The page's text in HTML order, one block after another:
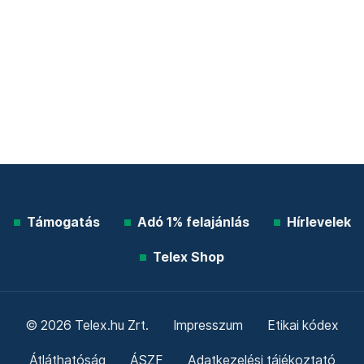
Támogatás Adó 1% felajánlás Hírlevelek
Telex Shop
© 2026 Telex.hu Zrt. Impresszum Etikai kódex
Átláthatóság ÁSZF Adatkezelési tájékoztató